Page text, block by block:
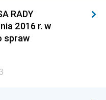
RADY
2016 r. w
spraw